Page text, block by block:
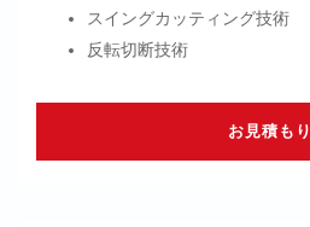
スイングカッティング技術
反転切断技術
お見積もり